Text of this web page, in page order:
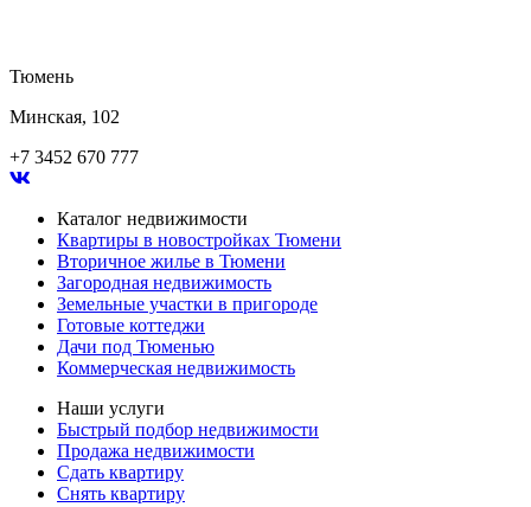
Тюмень
Минская, 102
+7 3452 670 777
Каталог недвижимости
Квартиры в новостройках Тюмени
Вторичное жилье в Тюмени
Загородная недвижимость
Земельные участки в пригороде
Готовые коттеджи
Дачи под Тюменью
Коммерческая недвижимость
Наши услуги
Быстрый подбор недвижимости
Продажа недвижимости
Сдать квартиру
Снять квартиру